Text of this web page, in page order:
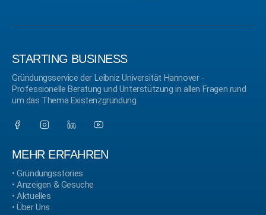
STARTING BUSINESS
Gründungsservice der Leibniz Universität Hannover -
Professionelle Beratung und Unterstützung in allen Fragen rund
um das Thema Existenzgründung.
MEHR ERFAHREN
•Gründungsstories
•Anzeigen & Gesuche
•Aktuelles
•Über Uns